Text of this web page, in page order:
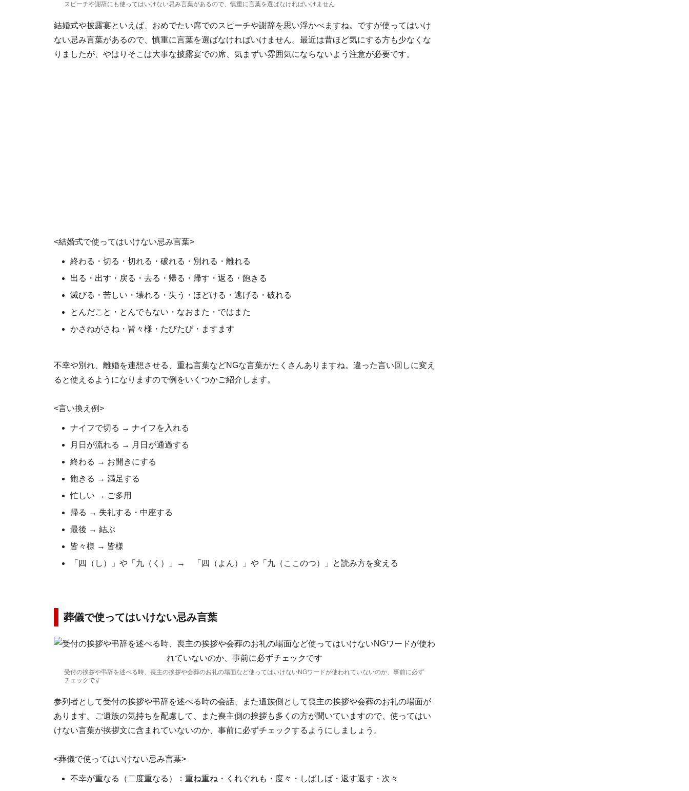
スピーチや謝辞にも使ってはいけない忌み言葉があるので、慎重に言葉を選ばなければいけません
結婚式や披露宴といえば、おめでたい席でのスピーチや謝辞を思い浮かべますね。ですが使ってはいけ
ない忌み言葉があるので、慎重に言葉を選ばなければいけません。最近は昔ほど気にする方も少なくな
りましたが、やはりそこは大事な披露宴での席、気まずい雰囲気にならないよう注意が必要です。
<結婚式で使ってはいけない忌み言葉>
終わる・切る・切れる・破れる・別れる・離れる
出る・出す・戻る・去る・帰る・帰す・返る・飽きる
滅びる・苦しい・壊れる・失う・ほどける・逃げる・破れる
とんだこと・とんでもない・なおまた・ではまた
かさねがさね・皆々様・たびたび・ますます
不幸や別れ、離婚を連想させる、重ね言葉などNGな言葉がたくさんありますね。違った言い回しに変え
ると使えるようになりますので例をいくつかご紹介します。
<言い換え例>
ナイフで切る → ナイフを入れる
月日が流れる → 月日が通過する
終わる → お開きにする
飽きる → 満足する
忙しい → ご多用
帰る → 失礼する・中座する
最後 → 結ぶ
皆々様 → 皆様
「四（し）」や「九（く）」→ 「四（よん）」や「九（ここのつ）」と読み方を変える
葬儀で使ってはいけない忌み言葉
受付の挨拶や弔辞を述べる時、喪主の挨拶や会葬のお礼の場面など使ってはいけないNGワードが使われていないのか、事前に必ず
チェックです
参列者として受付の挨拶や弔辞を述べる時の会話、また遺族側として喪主の挨拶や会葬のお礼の場面が
あります。ご遺族の気持ちを配慮して、また喪主側の挨拶も多くの方が聞いていますので、使ってはい
けない言葉が挨拶文に含まれていないのか、事前に必ずチェックするようにしましょう。
<葬儀で使ってはいけない忌み言葉>
不幸が重なる（二度重なる）：重ね重ね・くれぐれも・度々・しばしば・返す返す・次々